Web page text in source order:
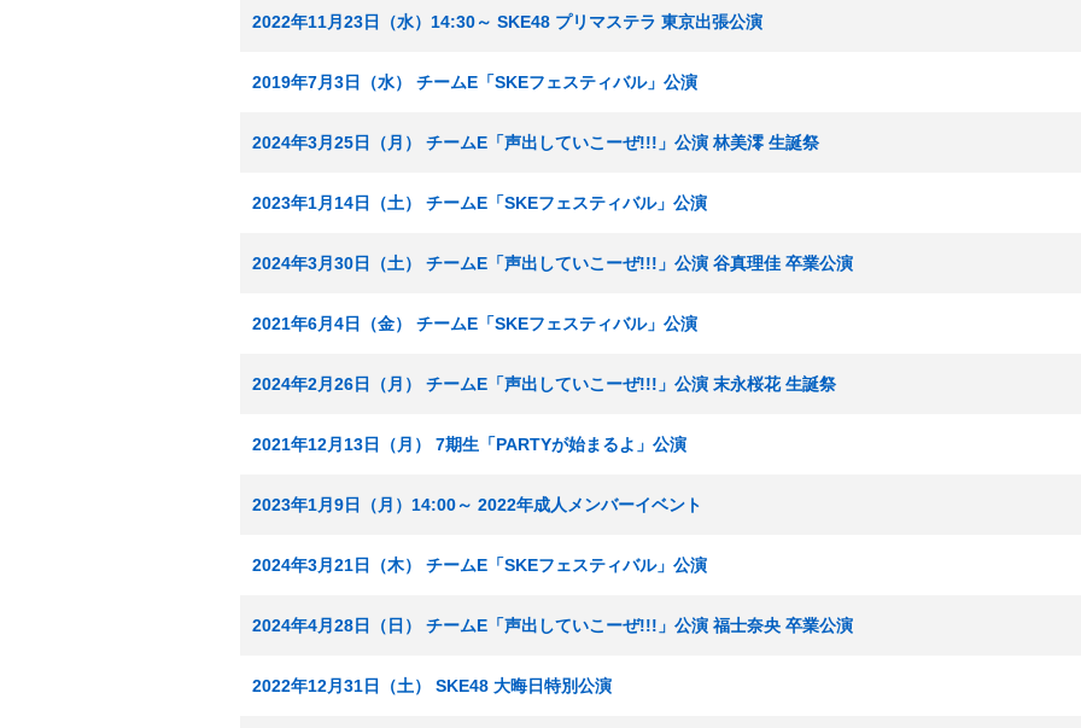
2022年11月23日（水）14:30～ SKE48 プリマステラ 東京出張公演
2019年7月3日（水） チームE「SKEフェスティバル」公演
2024年3月25日（月） チームE「声出していこーぜ!!!」公演 林美澪 生誕祭
2023年1月14日（土） チームE「SKEフェスティバル」公演
2024年3月30日（土） チームE「声出していこーぜ!!!」公演 谷真理佳 卒業公演
2021年6月4日（金） チームE「SKEフェスティバル」公演
2024年2月26日（月） チームE「声出していこーぜ!!!」公演 末永桜花 生誕祭
2021年12月13日（月） 7期生「PARTYが始まるよ」公演
2023年1月9日（月）14:00～ 2022年成人メンバーイベント
2024年3月21日（木） チームE「SKEフェスティバル」公演
2024年4月28日（日） チームE「声出していこーぜ!!!」公演 福士奈央 卒業公演
2022年12月31日（土） SKE48 大晦日特別公演